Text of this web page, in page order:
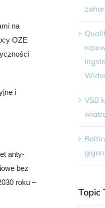
na
OZE
i
anty-
bez
roku –
VSB
Topic